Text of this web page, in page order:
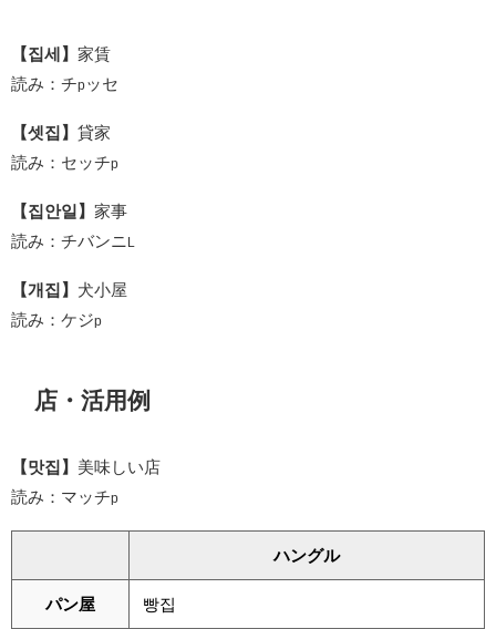
【집세】 家賃
読み：チpッセ
【셋집】 貸家
読み：セッチp
【집안일】 家事
読み：チバンニ
【개집】 犬小屋
読み：ケジp
店・活用例
【맛집】 美味しい店
読み：マッチp
ハングル
パン屋 빵집